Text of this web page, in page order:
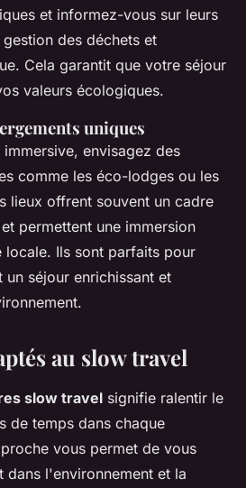
et informez-vous sur leurs
des déchets et
Cela garantit que votre séjour
valeurs écologiques.
uniques
envisagez des
comme les éco-lodges ou les
lieux offrent souvent un cadre
permettent une immersion
locale. Ils sont parfaits pour
séjour enrichissant et
au slow travel
slow travel signifie ralentir le
de temps dans chaque
vous permet de vous
dans l'environnement et la